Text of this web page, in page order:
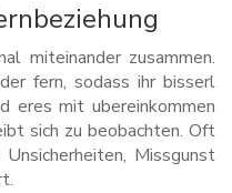
miteinander zusammen.
fern, sodass ihr bisserl
eres mit ubereinkommen
sich zu beobachten. Oft
Missgunst